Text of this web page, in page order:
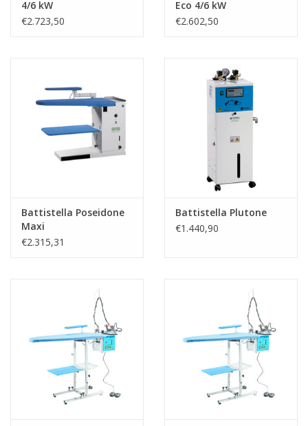
Sale / Coupons
Cadeaubonnen
Guy's blog
4/6 kW
€2.723,50
Eco 4/6 kW
€2.602,50
Battistella Poseidone
Maxi
€2.315,31
Battistella Plutone
€1.440,90